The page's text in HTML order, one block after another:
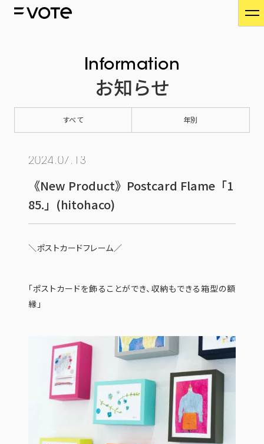
Information
お知らせ
すべて 年別
2024.07.13
《New Product》Postcard Flame「1
85.」(hitohaco)
＼ポストカードフレーム／
「ポストカードを飾ることができ、収納もできる箱型の額
縁」